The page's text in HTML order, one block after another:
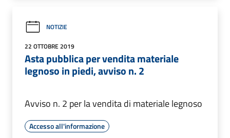
NOTIZIE
22 OTTOBRE 2019
Asta pubblica per vendita materiale
legnoso in piedi, avviso n. 2
Avviso n. 2 per la vendita di materiale legnoso
Accesso all'informazione